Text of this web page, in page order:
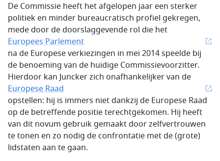
De Commissie heeft het afgelopen jaar een sterker
politiek en minder bureaucratisch profiel gekregen,
mede door de doorslaggevende rol die het
Europees Parlement
na de Europese verkiezingen in mei 2014 speelde bij
de benoeming van de huidige Commissievoorzitter.
Hierdoor kan Juncker zich onafhankelijker van de
Europese Raad
opstellen: hij is immers niet dankzij de Europese Raad
op de betreffende positie terechtgekomen. Hij heeft
van dit novum gebruik gemaakt door zelfvertrouwen
te tonen en zo nodig de confrontatie met de (grote)
lidstaten aan te gaan.